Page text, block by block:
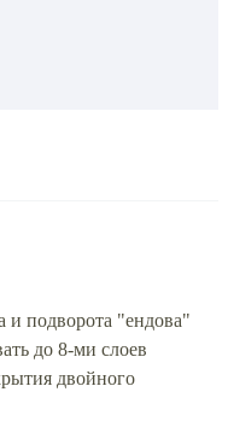
подворота "ендова"
до 8-ми слоев
двойного